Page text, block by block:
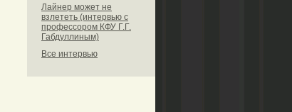
Лайнер может не
взлететь (интервью с
профессором КФУ Г.Г.
Габдуллиным)
Все интервью